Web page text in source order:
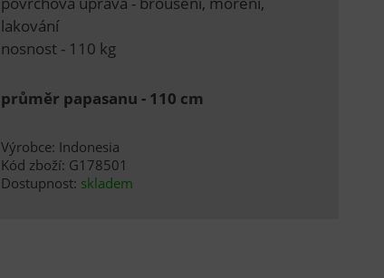
lakování
nosnost - 110 kg
průměr papasanu - 110 cm
Výrobce: Indonesia
Kód zboží: G178501
Dostupnost: skladem